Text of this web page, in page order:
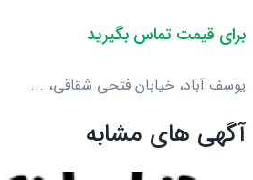
برای قیمت تماس بگیرید
یوسف آباد، خیابان فتحی شقاقی، ...
آگهی های مشابه